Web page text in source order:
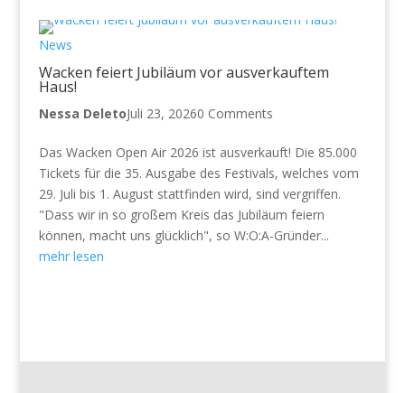
News
Wacken feiert Jubiläum vor ausverkauftem
Haus!
Nessa DeletoJuli 23, 20260 Comments
Das Wacken Open Air 2026 ist ausverkauft! Die 85.000
Tickets für die 35. Ausgabe des Festivals, welches vom
29. Juli bis 1. August stattfinden wird, sind vergriffen.
"Dass wir in so großem Kreis das Jubiläum feiern
können, macht uns glücklich", so W:O:A-Gründer...
mehr lesen